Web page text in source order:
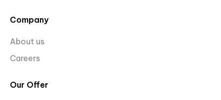
Company
About us
Careers
Our Offer